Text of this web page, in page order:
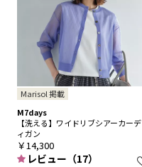
Marisol 掲載
M7days
【洗える】ワイドリブシアーカーデ
ィガン
￥14,300
レビュー（17）